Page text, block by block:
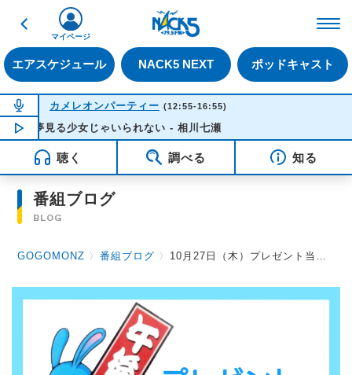
戻る
エアスケジュール NACK5 NEXT ポッドキャスト
マイページ
NOW ON AIR
カメレオンパーティー (12:55-16:55)
NOW PLAYING13:12
夢見る少女じゃいられない - 相川七瀬
聴く 調べる 知る
番組ブログ
BLOG
GOGOMONZ 〉番組ブログ 〉 10月27日（木）プレゼント当選者